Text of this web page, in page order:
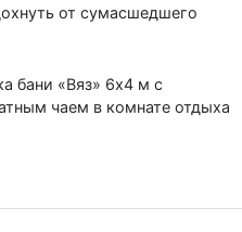
от сумасшедшего
бани «Вяз» 6х4 м с
чаем в комнате отдыха